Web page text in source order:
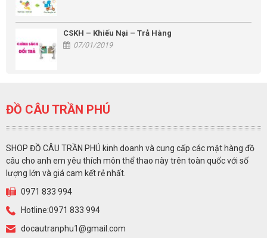
CSKH – Khiếu Nại – Trả Hàng
07/01/2019
ĐỒ CÂU TRẦN PHÚ
SHOP ĐỒ CÂU TRẦN PHÚ kinh doanh và cung cấp các mặt hàng đồ
câu cho anh em yêu thích môn thể thao này trên toàn quốc với số
lượng lớn và giá cam kết rẻ nhất.
0971 833 994
Hotline:0971 833 994
docautranphu1@gmail.com